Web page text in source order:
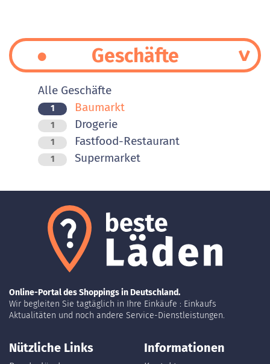
Geschäfte
Alle Geschäfte
1 Baumarkt
1 Drogerie
1 Fastfood-Restaurant
1 Supermarket
Online-Portal des Shoppings in Deutschland.
Wir begleiten Sie tagtäglich in Ihre Einkäufe : Einkaufs
Aktualitäten und noch andere Service-Dienstleistungen.
Nützliche Links Informationen